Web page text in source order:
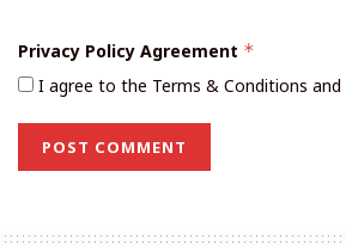
Privacy Policy Agreement *
I agree to the Terms & Conditions and